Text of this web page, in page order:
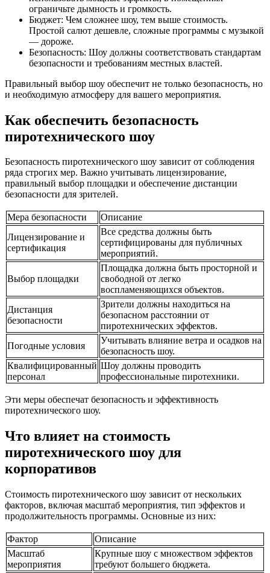
ограничьте дымность и громкость.
Бюджет: Чем сложнее шоу, тем выше стоимость.
Простой салют дешевле, сложные программы с музыкой
— дороже.
Безопасность: Шоу должны соответствовать стандартам
безопасности и требованиям местных властей.
Правильный выбор шоу обеспечит не только безопасность, но
и необходимую атмосферу для вашего мероприятия.
Как обеспечить безопасность
пиротехнического шоу
Безопасность пиротехнического шоу зависит от соблюдения
ряда строгих мер. Важно учитывать лицензирование,
правильный выбор площадки и обеспечение дистанции
безопасности для зрителей.
Мера безопасности
Описание
Лицензирование и
сертификация
Все средства должны быть
сертифицированы для публичных
мероприятий.
Выбор площадки
Площадка должна быть просторной и
свободной от легко
воспламеняющихся объектов.
Дистанция
безопасности
Зрители должны находиться на
безопасном расстоянии от
пиротехнических эффектов.
Погодные условия
Учитывать влияние ветра и осадков на
безопасность шоу.
Квалифицированный
персонал
Шоу должны проводить
профессиональные пиротехники.
Эти меры обеспечат безопасность и эффективность
пиротехнического шоу.
Что влияет на стоимость
пиротехнического шоу для
корпоративов
Стоимость пиротехнического шоу зависит от нескольких
факторов, включая масштаб мероприятия, тип эффектов и
продолжительность программы. Основные из них:
Фактор
Описание
Масштаб
мероприятия
Крупные шоу с множеством эффектов
требуют большего бюджета.